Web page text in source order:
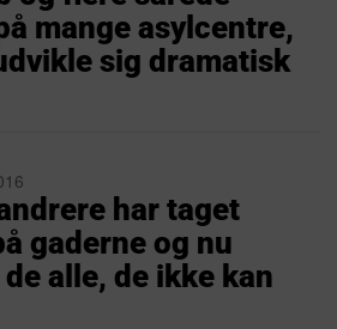
mange asylcentre,
sig dramatisk
har taget
gaderne og nu
alle, de ikke kan